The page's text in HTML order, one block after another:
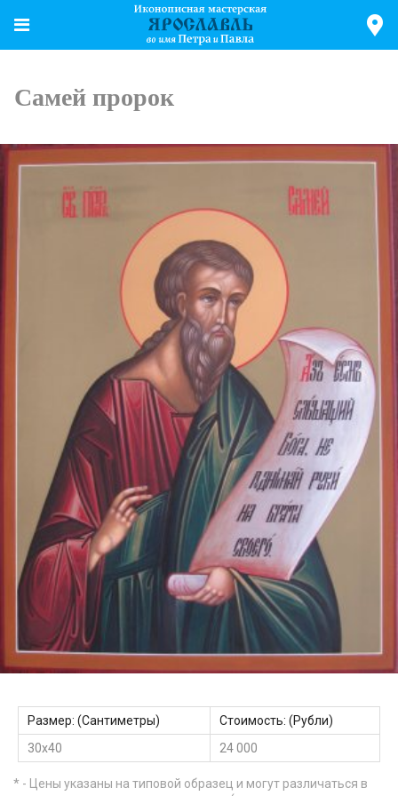
Самей пророк
Размер: (Сантиметры)
Стоимость: (Рубли)
30х40
24 000
* - Цены указаны на типовой образец и могут различаться в